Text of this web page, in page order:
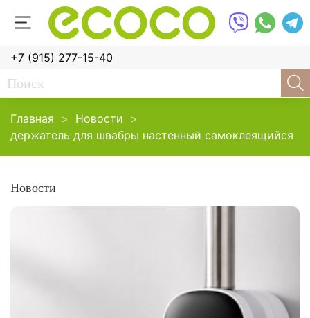
+7 (915) 277-15-40
Главная
Новости
держатель для швабры настенный самоклеящийся
Новости